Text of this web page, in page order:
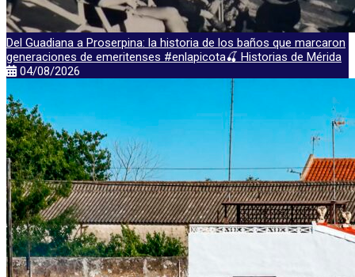
Del Guadiana a Proserpina: la historia de los baños que marcaron
generaciones de emeritenses #enlapicota🍒 Historias de Mérida
04/08/2026